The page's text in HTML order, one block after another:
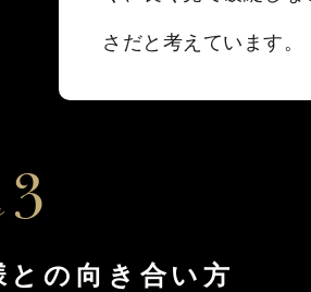
さだと考えています。
3
との向き合い方